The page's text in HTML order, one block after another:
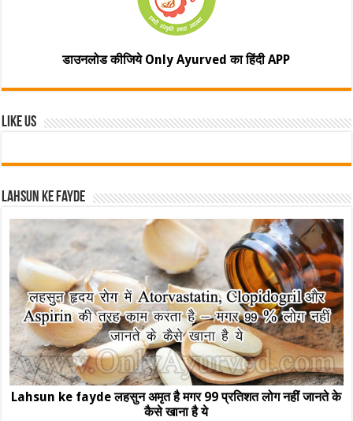
डाउनलोड कीजिये Only Ayurved का हिंदी APP
Like Us
Lahsun ke fayde
Lahsun ke fayde लहसुन अमृत है मगर 99 प्रतिशत लोग नहीं जानते के
कैसे खाना है ये